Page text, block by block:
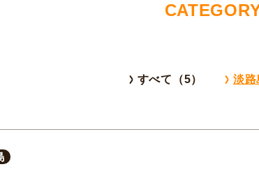
すべて（5） 淡路